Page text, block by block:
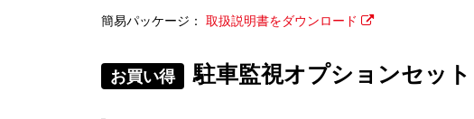
簡易パッケージ： 取扱説明書をダウンロード
お買い得 駐車監視オプションセット